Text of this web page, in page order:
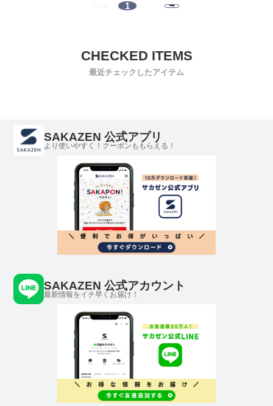
1
最近チェックしたアイテム
SAKAZEN 公式アプリ
より使いやすく！クーポンももらえる！
SAKAZEN 公式アカウント
最新情報をイチ早くお届け！